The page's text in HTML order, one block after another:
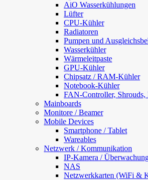
AiO Wasserkühlungen
Lüfter
CPU-Kühler
Radiatoren
Pumpen und
Wasserkühler
Wärmeleitpaste
GPU-Kühler
Chipsatz / RAM-Kühler
Notebook-Kühler
FAN-Controller, Shrouds,
Mainboards
Monitore / Beamer
Mobile Devices
Smartphone / Tablet
Wareables
Netzwerk / Kommunikation
IP-Kamera /
NAS
Netzwerkkarten (WiFi &